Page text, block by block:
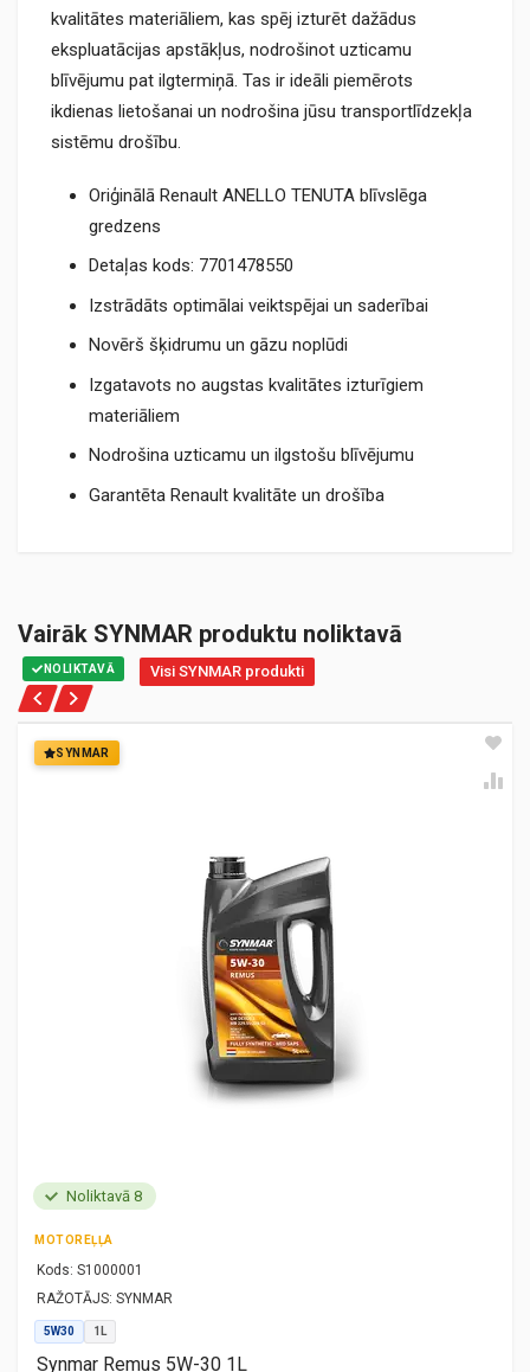
kvalitātes materiāliem, kas spēj izturēt dažādus
ekspluatācijas apstākļus, nodrošinot uzticamu
blīvējumu pat ilgtermiņā. Tas ir ideāli piemērots
ikdienas lietošanai un nodrošina jūsu transportlīdzekļa
sistēmu drošību.
Oriģinālā Renault ANELLO TENUTA blīvslēga
gredzens
Detaļas kods: 7701478550
Izstrādāts optimālai veiktspējai un saderībai
Novērš šķidrumu un gāzu noplūdi
Izgatavots no augstas kvalitātes izturīgiem
materiāliem
Nodrošina uzticamu un ilgstošu blīvējumu
Garantēta Renault kvalitāte un drošība
Vairāk SYNMAR produktu noliktavā
NOLIKTAVĀ Visi SYNMAR produkti
SYNMAR
Noliktavā 8
MOTOREĻĻA
Kods: S1000001
RAŽOTĀJS: SYNMAR
5W30 1L
Synmar Remus 5W-30 1L